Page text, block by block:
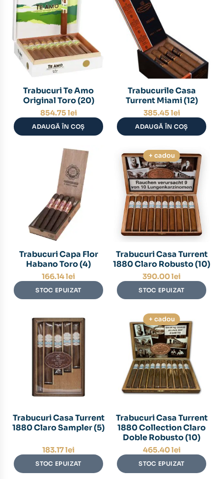
Trabucuri Te Amo
Original Toro (20)
854.75 lei
ADAUGĂ ÎN COȘ
Trabucurile Casa
Turrent Miami (12)
385.45 lei
ADAUGĂ ÎN COȘ
Trabucuri Capa Flor
Habano Toro (4)
166.14lei
STOC EPUIZAT
+ cadou
Trabucuri Casa Turrent
1880 Claro Robusto (10)
390.00lei
STOC EPUIZAT
Trabucuri Casa Turrent
1880 Claro Sampler (5)
183.17lei
STOC EPUIZAT
+ cadou
Trabucuri Casa Turrent
1880 Collection Claro
Doble Robusto (10)
465.40lei
STOC EPUIZAT